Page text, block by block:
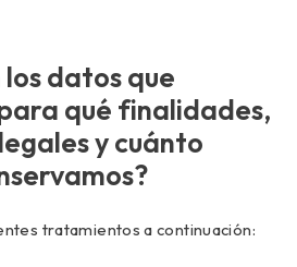
los datos que
qué finalidades,
y cuánto
tratamientos a continuación: